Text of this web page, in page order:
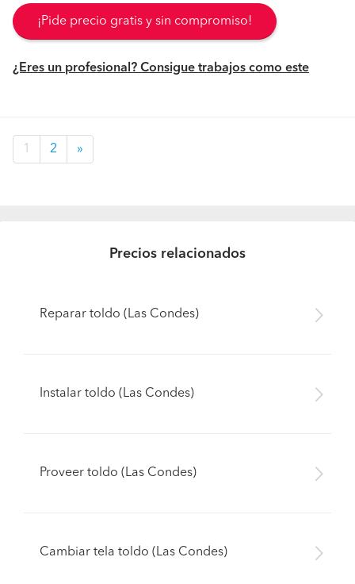
¡Pide precio gratis y sin compromiso!
¿Eres un profesional? Consigue trabajos como este
1 2 »
Precios relacionados
Reparar toldo (Las Condes)
Instalar toldo (Las Condes)
Proveer toldo (Las Condes)
Cambiar tela toldo (Las Condes)